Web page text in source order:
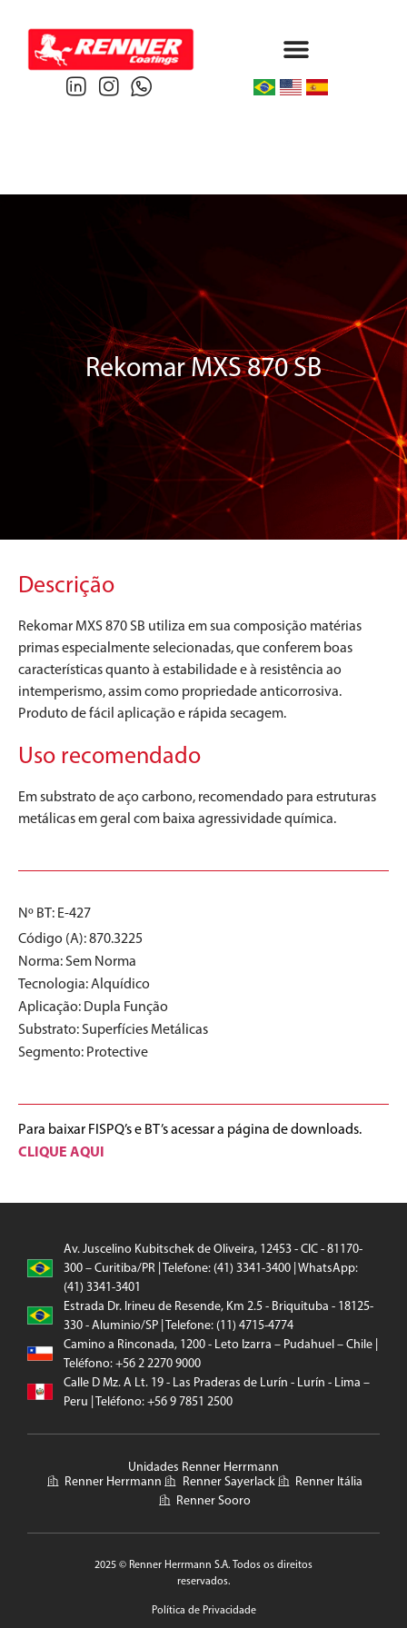
Rekomar MXS 870 SB
Descrição
Rekomar MXS 870 SB utiliza em sua composição matérias
primas especialmente selecionadas, que conferem boas
características quanto à estabilidade e à resistência ao
intemperismo, assim como propriedade anticorrosiva.
Produto de fácil aplicação e rápida secagem.
Uso recomendado
Em substrato de aço carbono, recomendado para estruturas
metálicas em geral com baixa agressividade química.
Nº BT: E-427
Código (A): 870.3225
Norma:Sem Norma
Tecnologia:Alquídico
Aplicação: Dupla Função
Substrato:Superfícies Metálicas
Segmento: Protective
Para baixar FISPQ’s e BT’s acessar a página de downloads.
CLIQUE AQUI
Av. Juscelino Kubitschek de Oliveira, 12453 - CIC - 81170-
300 – Curitiba/PR | Telefone: (41) 3341-3400 | WhatsApp:
(41) 3341-3401
Estrada Dr. Irineu de Resende, Km 2.5 - Briquituba - 18125-
330 - Aluminio/SP | Telefone: (11) 4715-4774
Camino a Rinconada, 1200 - Leto Izarra – Pudahuel – Chile |
Teléfono: +56 2 2270 9000
Calle D Mz. A Lt. 19 - Las Praderas de Lurín - Lurín - Lima –
Peru | Teléfono: +56 9 7851 2500
Unidades Renner Herrmann
Renner Herrmann
Renner Sayerlack
Renner Itália
Renner Sooro
2025 © Renner Herrmann S.A. Todos os direitos
reservados.
Política de Privacidade